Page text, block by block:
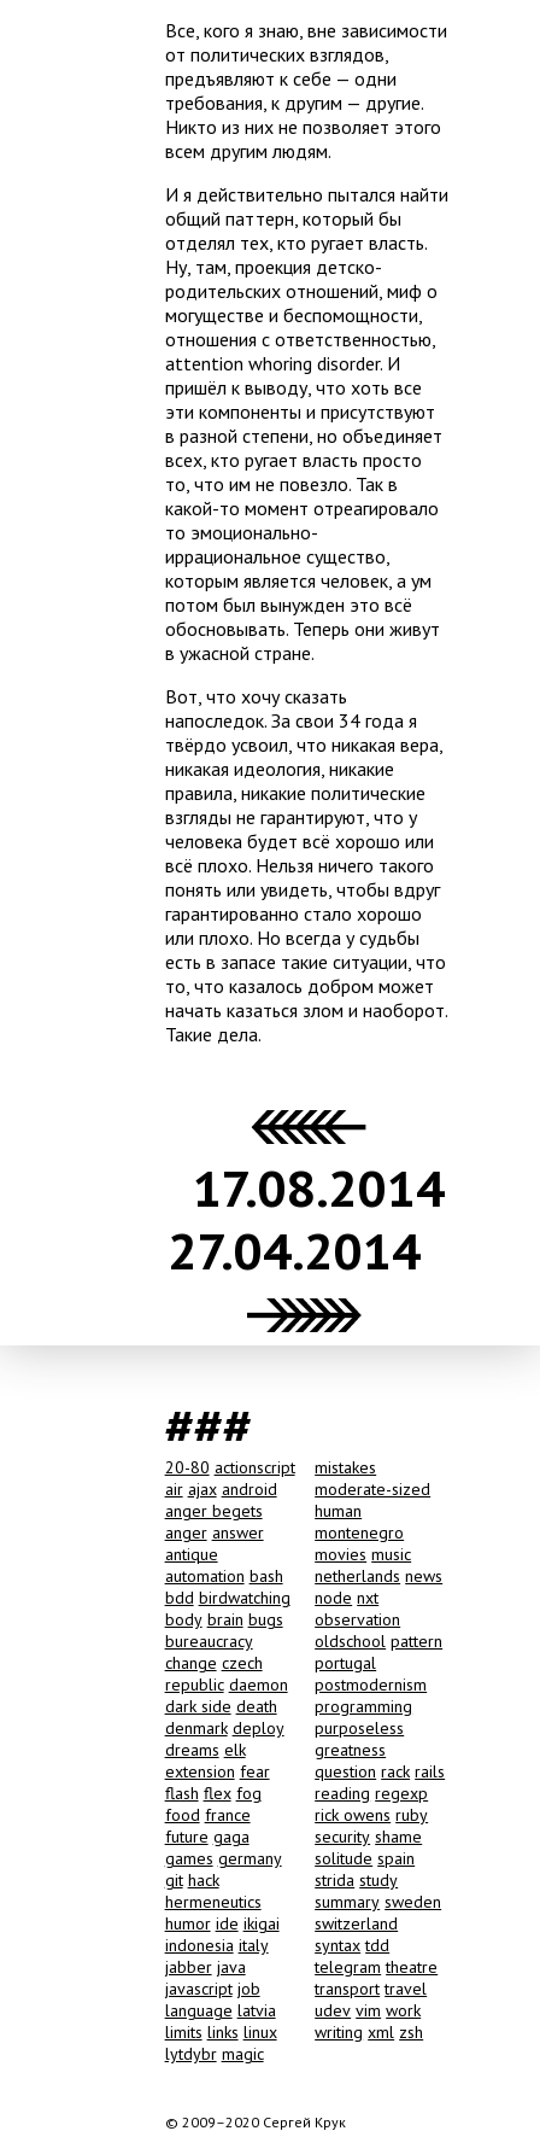
Все, кого я знаю, вне зависимости
от политических взглядов,
предъявляют к себе — одни
требования, к другим — другие.
Никто из них не позволяет этого
всем другим людям.
И я действительно пытался найти
общий паттерн, который бы
отделял тех, кто ругает власть.
Ну, там, проекция детско-
родительских отношений, миф о
могуществе и беспомощности,
отношения с ответственностью,
attention whoring disorder. И
пришёл к выводу, что хоть все
эти компоненты и присутствуют
в разной степени, но объединяет
всех, кто ругает власть просто
то, что им не повезло. Так в
какой-то момент отреагировало
то эмоционально-
иррациональное существо,
которым является человек, а ум
потом был вынужден это всё
обосновывать. Теперь они живут
в ужасной стране.
Вот, что хочу сказать
напоследок. За свои 34 года я
твёрдо усвоил, что никакая вера,
никакая идеология, никакие
правила, никакие политические
взгляды не гарантируют, что у
человека будет всё хорошо или
всё плохо. Нельзя ничего такого
понять или увидеть, чтобы вдруг
гарантированно стало хорошо
или плохо. Но всегда у судьбы
есть в запасе такие ситуации, что
то, что казалось добром может
начать казаться злом и наоборот.
Такие дела.
17.08.2014
27.04.2014
###
20-80 actionscript
air ajax android
anger begets
anger answer
antique
automation bash
bdd birdwatching
body brain bugs
bureaucracy
change czech
republic daemon
dark side death
denmark deploy
dreams elk
extension fear
flash flex fog
food france
future gaga
games germany
git hack
hermeneutics
humor ide ikigai
indonesia italy
jabber java
javascript job
language latvia
limits links linux
lytdybr magic
mistakes
moderate-sized
human
montenegro
movies music
netherlands news
node nxt
observation
oldschool pattern
portugal
postmodernism
programming
purposeless
greatness
question rack rails
reading regexp
rick owens ruby
security shame
solitude spain
strida study
summary sweden
switzerland
syntax tdd
telegram theatre
transport travel
udev vim work
writing xml zsh
© 2009–2020 Сергей Крук